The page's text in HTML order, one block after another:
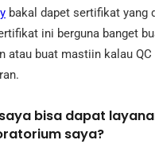
bakal dapet sertifikat yang
ini berguna banget
atau buat mastiin kalau
bisa dapat
saya?